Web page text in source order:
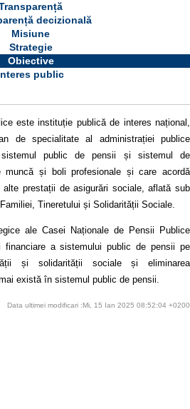
decizională
Misiune
Strategie
Obiective
public
este instituție publică de interes național,
de specialitate al administrației publice
sistemul public de pensii și sistemul de
muncă și boli profesionale și care acordă
alte prestații de asigurări sociale, aflată sub
Tineretului și Solidarității Sociale.
ale Casei Naționale de Pensii Publice
financiare a sistemului public de pensii pe
și solidarității sociale și eliminarea
există în sistemul public de pensii.
Data ultimei modificari :Mi, 15 Ian 2025 08:52:04 +0200